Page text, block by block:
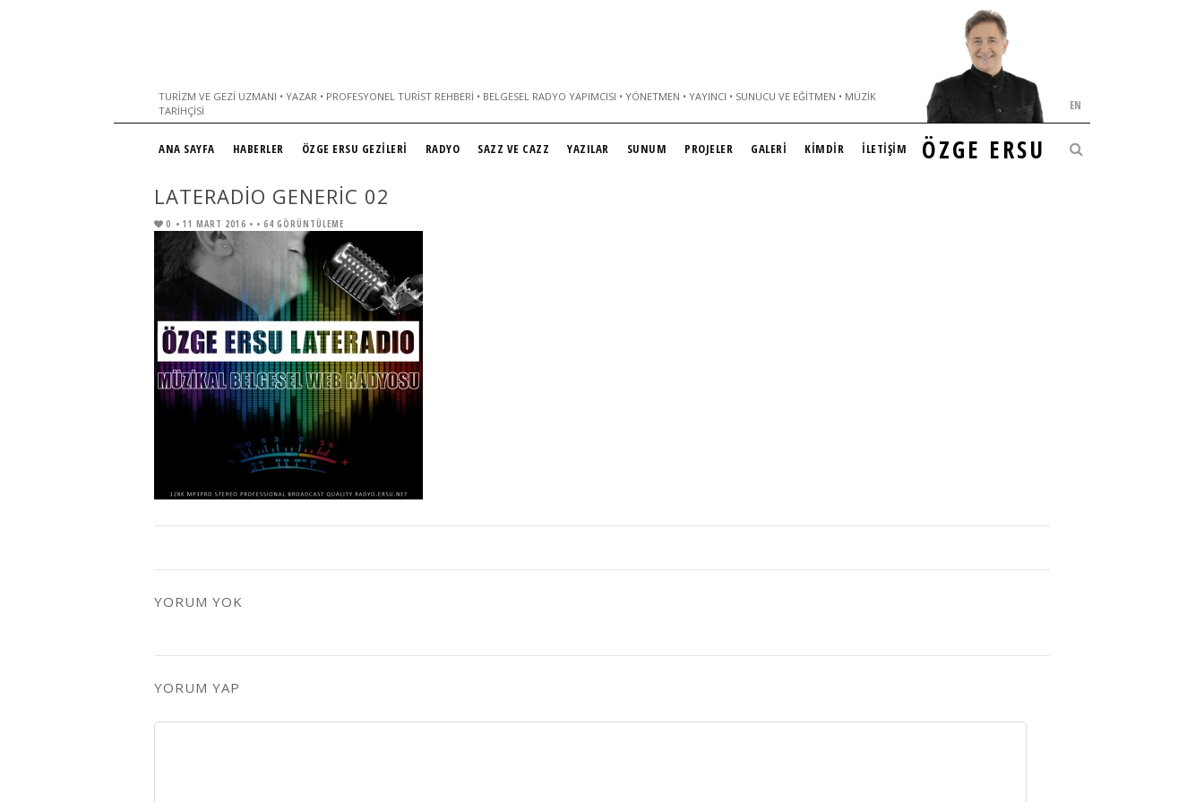
TURIZM VE GEZI UZMANI • YAZAR • PROFESYONEL TURIST REHBERI • BELGESEL RADYO YAPIMCISI • YÖNETMEN • YAYINCI • SUNUCU VE EĞITMEN • MÜZIK
TARIHÇISI
ÖZGE ERSU
EN
ANA SAYFA HABERLER ÖZGE ERSU GEZİLERİ RADYO SAZZ VE CAZZ YAZILAR SUNUM PROJELER GALERİ KİMDİR İLETİŞİM
LATERADIO GENERIC 02
0 • 11 MART 2016 • • 64 GÖRÜNTÜLEME
YORUM YOK
YORUM YAP